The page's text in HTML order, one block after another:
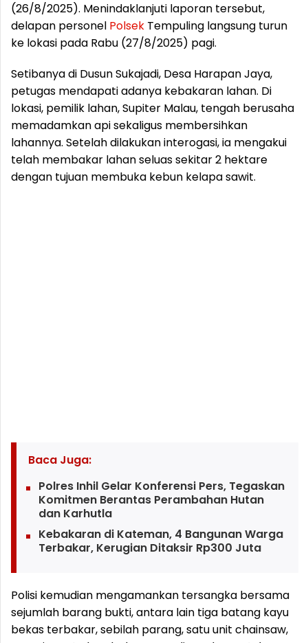
(26/8/2025). Menindaklanjuti laporan tersebut,
delapan personel Polsek Tempuling langsung turun
ke lokasi pada Rabu (27/8/2025) pagi.
Setibanya di Dusun Sukajadi, Desa Harapan Jaya,
petugas mendapati adanya kebakaran lahan. Di
lokasi, pemilik lahan, Supiter Malau, tengah berusaha
memadamkan api sekaligus membersihkan
lahannya. Setelah dilakukan interogasi, ia mengakui
telah membakar lahan seluas sekitar 2 hektare
dengan tujuan membuka kebun kelapa sawit.
Baca Juga:
Polres Inhil Gelar Konferensi Pers, Tegaskan
Komitmen Berantas Perambahan Hutan
dan Karhutla
Kebakaran di Kateman, 4 Bangunan Warga
Terbakar, Kerugian Ditaksir Rp300 Juta
Polisi kemudian mengamankan tersangka bersama
sejumlah barang bukti, antara lain tiga batang kayu
bekas terbakar, sebilah parang, satu unit chainsaw,